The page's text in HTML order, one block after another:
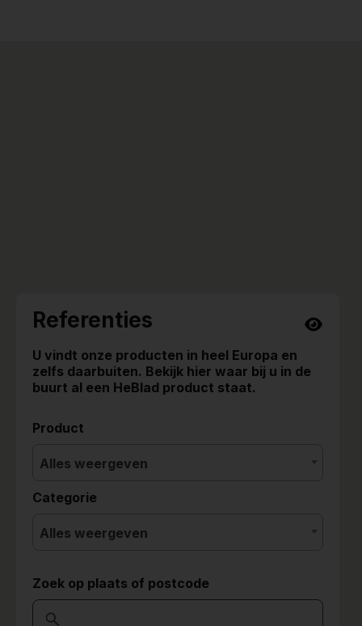
Referenties
U vindt onze producten in heel Europa en
zelfs daarbuiten. Bekijk hier waar bij u in de
buurt al een HeBlad product staat.
Product
Alles weergeven
Categorie
Alles weergeven
Zoek op plaats of postcode